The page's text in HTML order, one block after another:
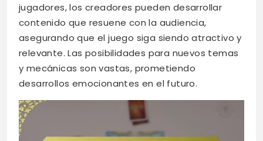
jugadores, los creadores pueden desarrollar
contenido que resuene con la audiencia,
asegurando que el juego siga siendo atractivo y
relevante. Las posibilidades para nuevos temas
y mecánicas son vastas, prometiendo
desarrollos emocionantes en el futuro.